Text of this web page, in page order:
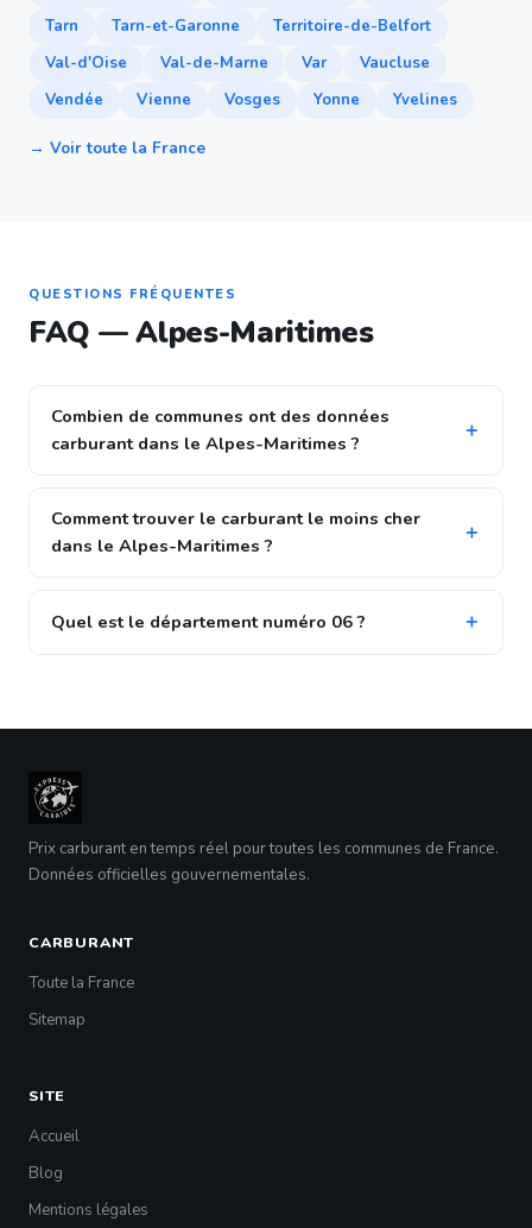
Tarn
Tarn-et-Garonne
Territoire-de-Belfort
Val-d'Oise
Val-de-Marne Var
Vaucluse
Vendée
Vienne Vosges Yonne Yvelines
→ Voir toute la France
QUESTIONS FRÉQUENTES
FAQ — Alpes-Maritimes
Combien de communes ont des données
carburant dans le Alpes-Maritimes ?
Comment trouver le carburant le moins cher
dans le Alpes-Maritimes ?
Quel est le département numéro 06 ?
Prix carburant en temps réel pour toutes les communes de France.
Données officielles gouvernementales.
CARBURANT
Toute la France
Sitemap
SITE
Accueil
Blog
Mentions légales